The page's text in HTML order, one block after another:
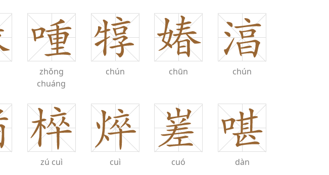
zhǒng
chuáng
chún chūn chún
zú cuì cuì cuó dàn